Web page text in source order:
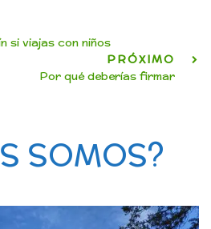
si viajas con niños
PRÓXIMO
Por qué deberías firmar
SOMOS?